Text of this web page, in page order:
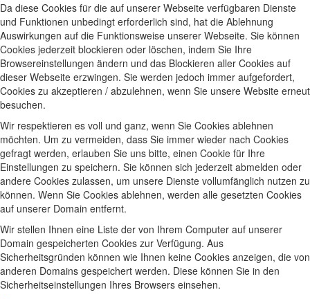
Da diese Cookies für die auf unserer Webseite verfügbaren Dienste
und Funktionen unbedingt erforderlich sind, hat die Ablehnung
Auswirkungen auf die Funktionsweise unserer Webseite. Sie können
Cookies jederzeit blockieren oder löschen, indem Sie Ihre
Browsereinstellungen ändern und das Blockieren aller Cookies auf
dieser Webseite erzwingen. Sie werden jedoch immer aufgefordert,
Cookies zu akzeptieren / abzulehnen, wenn Sie unsere Website erneut
besuchen.
Wir respektieren es voll und ganz, wenn Sie Cookies ablehnen
möchten. Um zu vermeiden, dass Sie immer wieder nach Cookies
gefragt werden, erlauben Sie uns bitte, einen Cookie für Ihre
Einstellungen zu speichern. Sie können sich jederzeit abmelden oder
andere Cookies zulassen, um unsere Dienste vollumfänglich nutzen zu
können. Wenn Sie Cookies ablehnen, werden alle gesetzten Cookies
auf unserer Domain entfernt.
Wir stellen Ihnen eine Liste der von Ihrem Computer auf unserer
Domain gespeicherten Cookies zur Verfügung. Aus
Sicherheitsgründen können wie Ihnen keine Cookies anzeigen, die von
anderen Domains gespeichert werden. Diese können Sie in den
Sicherheitseinstellungen Ihres Browsers einsehen.